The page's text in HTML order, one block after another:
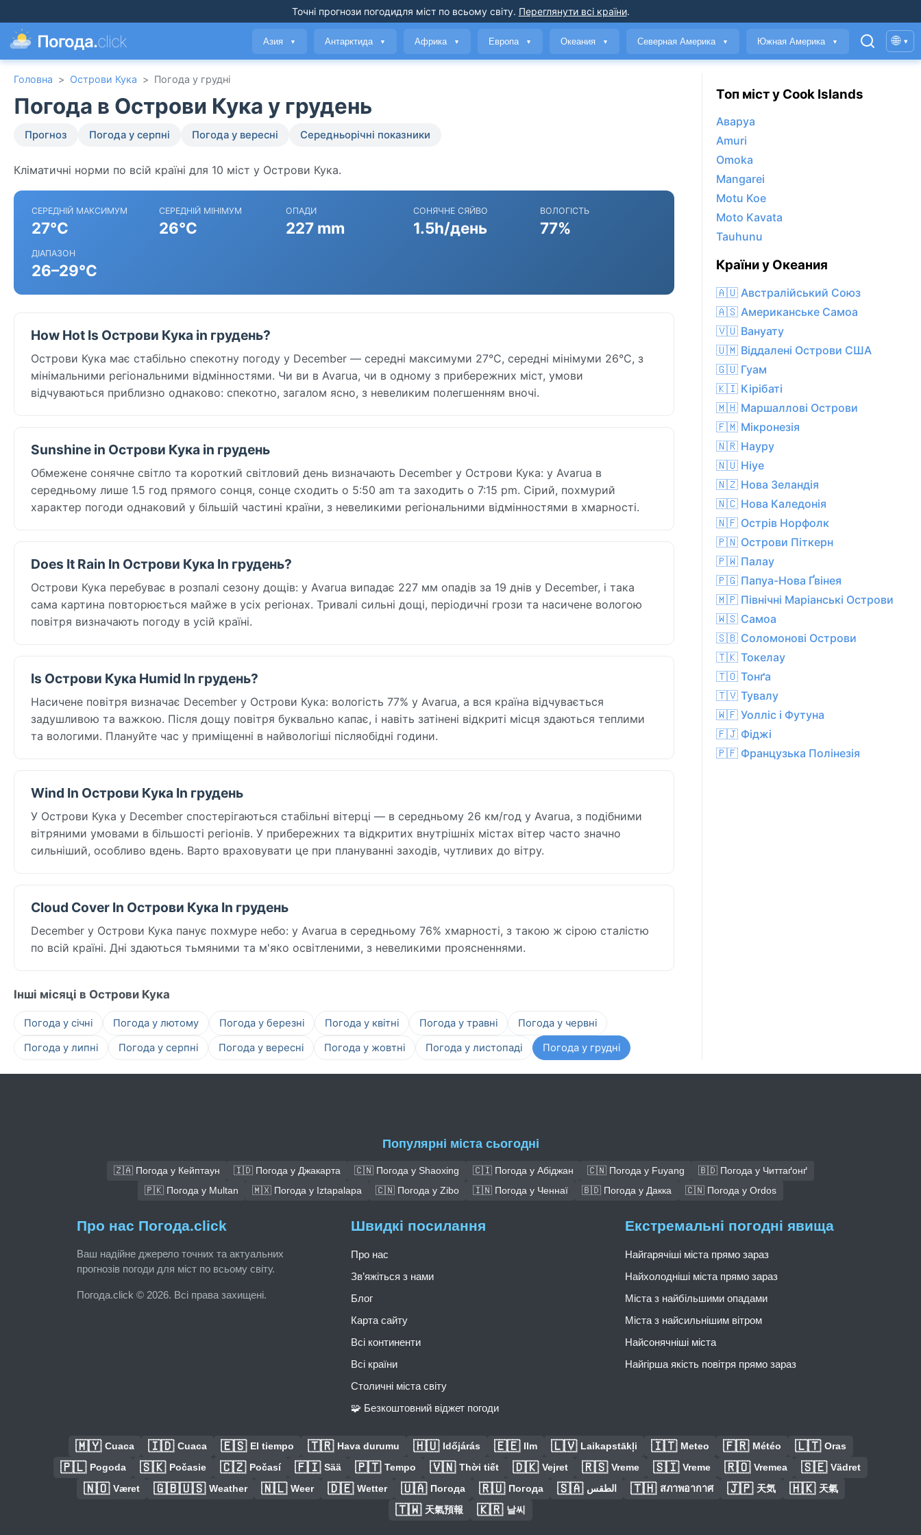
Точні прогнози погодидля міст по всьому світу. Переглянути всі країни.
Погода.click Азия ▼ Антарктида ▼ Африка ▼ Европа ▼ Океания ▼ Северная Америка ▼ Южная Америка ▼ 🌐 ▾
Головна > Острови Кука > Погода у грудні
Погода в Острови Кука у грудень
Прогноз Погода у серпні Погода у вересні Середньорічні показники
Кліматичні норми по всій країні для 10 міст у Острови Кука.
СЕРЕДНІЙ МАКСИМУМ
27°C
СЕРЕДНІЙ МІНІМУМ
26°C
ОПАДИ
227 mm
СОНЯЧНЕ СЯЙВО
1.5h/день
ВОЛОГІСТЬ
77%
ДІАПАЗОН
26–29°C
How Hot Is Острови Кука in грудень?
Острови Кука має стабільно спекотну погоду у December — середні максимуми 27°C, середні мінімуми 26°C, з
мінімальними регіональними відмінностями. Чи ви в Avarua, чи в одному з прибережних міст, умови
відчуваються приблизно однаково: спекотно, загалом ясно, з невеликим полегшенням вночі.
Sunshine in Острови Кука in грудень
Обмежене сонячне світло та короткий світловий день визначають December у Острови Кука: у Avarua в
середньому лише 1.5 год прямого сонця, сонце сходить о 5:50 am та заходить о 7:15 pm. Сірий, похмурий
характер погоди однаковий у більшій частині країни, з невеликими регіональними відмінностями в хмарності.
Does It Rain In Острови Кука In грудень?
Острови Кука перебуває в розпалі сезону дощів: у Avarua випадає 227 мм опадів за 19 днів у December, і така
сама картина повторюється майже в усіх регіонах. Тривалі сильні дощі, періодичні грози та насичене вологою
повітря визначають погоду в усій країні.
Is Острови Кука Humid In грудень?
Насичене повітря визначає December у Острови Кука: вологість 77% у Avarua, а вся країна відчувається
задушливою та важкою. Після дощу повітря буквально капає, і навіть затінені відкриті місця здаються теплими
та вологими. Плануйте час у приміщенні в найвологіші післяобідні години.
Wind In Острови Кука In грудень
У Острови Кука у December спостерігаються стабільні вітерці — в середньому 26 км/год у Avarua, з подібними
вітряними умовами в більшості регіонів. У прибережних та відкритих внутрішніх містах вітер часто значно
сильніший, особливо вдень. Варто враховувати це при плануванні заходів, чутливих до вітру.
Cloud Cover In Острови Кука In грудень
December у Острови Кука панує похмуре небо: у Avarua в середньому 76% хмарності, з такою ж сірою сталістю
по всій країні. Дні здаються тьмяними та м'яко освітленими, з невеликими проясненнями.
Інші місяці в Острови Кука
Погода у січні Погода у лютому Погода у березні Погода у квітні Погода у травні
Погода у червні
Погода у липні
Погода у серпні Погода у вересні Погода у жовтні Погода у листопаді Погода у грудні
Топ міст у Cook Islands
Аваруа
Amuri
Omoka
Mangarei
Motu Koe
Moto Kavata
Tauhunu
Країни у Океания
🇦🇺 Австралійський Союз
🇦🇸 Американське Самоа
🇻🇺 Вануату
🇺🇲 Віддалені Острови США
🇬🇺 Гуам
🇰🇮 Кірібаті
🇲🇭 Маршаллові Острови
🇫🇲 Мікронезія
🇳🇷 Науру
🇳🇺 Ніуе
🇳🇿 Нова Зеландія
🇳🇨 Нова Каледонія
🇳🇫 Острів Норфолк
🇵🇳 Острови Піткерн
🇵🇼 Палау
🇵🇬 Папуа-Нова Ґвінея
🇲🇵 Північні Маріанські Острови
🇼🇸 Самоа
🇸🇧 Соломонові Острови
🇹🇰 Токелау
🇹🇴 Тонґа
🇹🇻 Тувалу
🇼🇫 Уолліс і Футуна
🇫🇯 Фіджі
🇵🇫 Французька Полінезія
Популярні міста сьогодні
🇿🇦 Погода у Кейптаун 🇮🇩 Погода у Джакарта 🇨🇳 Погода у Shaoxing 🇨🇮 Погода у Абіджан 🇨🇳 Погода у Fuyang
🇧🇩 Погода у Читтаґонґ
🇵🇰 Погода у Multan
🇲🇽 Погода у Iztapalapa 🇨🇳 Погода у Zibo 🇮🇳 Погода у Ченнаї 🇧🇩 Погода у Дакка 🇨🇳 Погода у Ordos
Про нас Погода.click
Ваш надійне джерело точних та актуальних
прогнозів погоди для міст по всьому світу.
Погода.click © 2026. Всі права захищені.
Швидкі посилання
Про нас
Зв’яжіться з нами
Блог
Карта сайту
Всі континенти
Всі країни
Столичні міста світу
🧩 Безкоштовний віджет погоди
Екстремальні погодні явища
Найгарячіші міста прямо зараз
Найхолодніші міста прямо зараз
Міста з найбільшими опадами
Міста з найсильнішим вітром
Найсонячніші міста
Найгірша якість повітря прямо зараз
🇲🇾 Cuaca 🇮🇩 Cuaca 🇪🇸 El tiempo 🇹🇷 Hava durumu 🇭🇺 Időjárás 🇪🇪 Ilm 🇱🇻 Laikapstākļi 🇮🇹 Meteo 🇫🇷 Météo 🇱🇹 Oras
🇵🇱 Pogoda 🇸🇰 Počasie 🇨🇿 Počasí 🇫🇮 Sää 🇵🇹 Tempo 🇻🇳 Thời tiết 🇩🇰 Vejret 🇷🇸 Vreme 🇸🇮 Vreme 🇷🇴 Vremea 🇸🇪 Vädret
🇳🇴 Været 🇬🇧🇺🇸 Weather 🇳🇱 Weer 🇩🇪 Wetter 🇺🇦 Погода 🇷🇺 Погода 🇸🇦 الطقس 🇹🇭 สภาพอากาศ 🇯🇵 天気 🇭🇰 天氣
🇹🇼 天氣預報 🇰🇷 날씨